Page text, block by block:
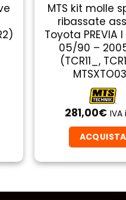
MTS kit molle
ribassate
Toyota PREVIA I
05/90 –
(TCR11_,
281,00€ IVA
ACQUISTA